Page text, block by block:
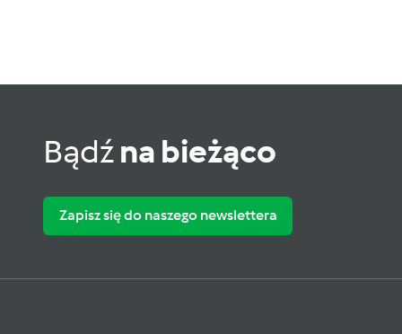
Bądźna bieżąco
Zapisz się do naszego newslettera